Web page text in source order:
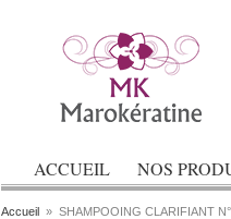
ACCUEIL NOS
Accueil » SHAMPOOING CLARIFIANT